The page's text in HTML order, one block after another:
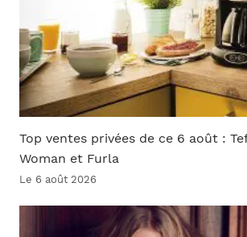
Top ventes privées de ce 6 août :
Woman et Furla
Le 6 août 2026